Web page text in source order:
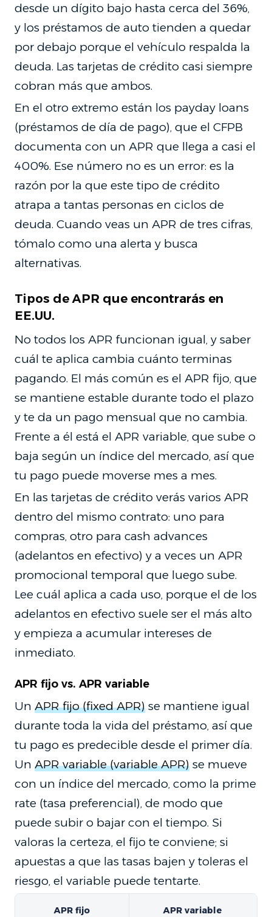
desde un dígito bajo hasta cerca del 36%,
y los préstamos de auto tienden a quedar
por debajo porque el vehículo respalda la
deuda. Las tarjetas de crédito casi siempre
cobran más que ambos.
En el otro extremo están los payday loans
(préstamos de día de pago), que el CFPB
documenta con un APR que llega a casi el
400%. Ese número no es un error: es la
razón por la que este tipo de crédito
atrapa a tantas personas en ciclos de
deuda. Cuando veas un APR de tres cifras,
tómalo como una alerta y busca
alternativas.
Tipos de APR que encontrarás en
EE.UU.
No todos los APR funcionan igual, y saber
cuál te aplica cambia cuánto terminas
pagando. El más común es el APR fijo, que
se mantiene estable durante todo el plazo
y te da un pago mensual que no cambia.
Frente a él está el APR variable, que sube o
baja según un índice del mercado, así que
tu pago puede moverse mes a mes.
En las tarjetas de crédito verás varios APR
dentro del mismo contrato: uno para
compras, otro para cash advances
(adelantos en efectivo) y a veces un APR
promocional temporal que luego sube.
Lee cuál aplica a cada uso, porque el de los
adelantos en efectivo suele ser el más alto
y empieza a acumular intereses de
inmediato.
APR fijo vs. APR variable
Un APR fijo (fixed APR)se mantiene igual
durante toda la vida del préstamo, así que
tu pago es predecible desde el primer día.
Un APR variable (variable APR)se mueve
con un índice del mercado, como la prime
rate (tasa preferencial), de modo que
puede subir o bajar con el tiempo. Si
valoras la certeza, el fijo te conviene; si
apuestas a que las tasas bajen y toleras el
riesgo, el variable puede tentarte.
APR fijo APR variable